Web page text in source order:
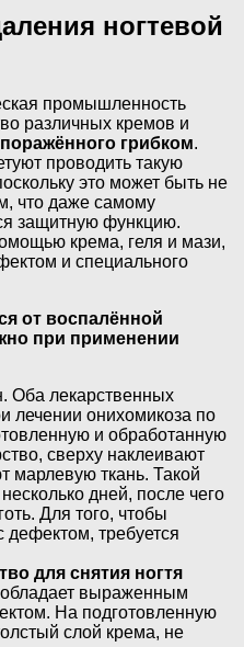
ногтевой
промышленность
различных кремов и
грибком.
проводить такую
это может быть не
что даже самому
защитную функцию.
крема, геля и мази,
и специального
от воспалённой
при применении
Оба лекарственных
лечении онихомикоза по
и обработанную
сверху наклеивают
марлевую ткань. Такой
дней, после чего
Для того, чтобы
дефектом, требуется
для снятия ногтя
обладает выраженным
На подготовленную
слой крема, не